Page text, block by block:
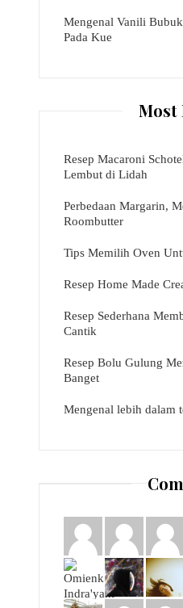
Mengenal Vanili
Pada Kue
Most
Resep Macaroni
Lembut di Lidah
Perbedaan Margarin,
Roombutter
Tips Memilih Oven
Resep Home Made
Resep Sederhana
Cantik
Resep Bolu Gulung
Banget
Mengenal lebih dalam